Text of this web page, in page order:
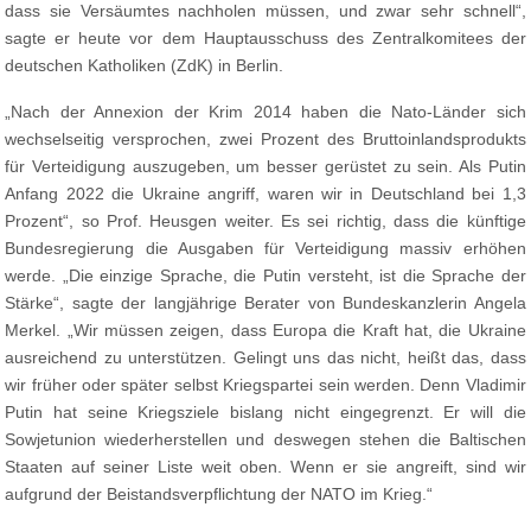
dass sie Versäumtes nachholen müssen, und zwar sehr schnell“,
sagte er heute vor dem Hauptausschuss des Zentralkomitees der
deutschen Katholiken (ZdK) in Berlin.
„Nach der Annexion der Krim 2014 haben die Nato-Länder sich
wechselseitig versprochen, zwei Prozent des Bruttoinlandsprodukts
für Verteidigung auszugeben, um besser gerüstet zu sein. Als Putin
Anfang 2022 die Ukraine angriff, waren wir in Deutschland bei 1,3
Prozent“, so Prof. Heusgen weiter. Es sei richtig, dass die künftige
Bundesregierung die Ausgaben für Verteidigung massiv erhöhen
werde. „Die einzige Sprache, die Putin versteht, ist die Sprache der
Stärke“, sagte der langjährige Berater von Bundeskanzlerin Angela
Merkel. „Wir müssen zeigen, dass Europa die Kraft hat, die Ukraine
ausreichend zu unterstützen. Gelingt uns das nicht, heißt das, dass
wir früher oder später selbst Kriegspartei sein werden. Denn Vladimir
Putin hat seine Kriegsziele bislang nicht eingegrenzt. Er will die
Sowjetunion wiederherstellen und deswegen stehen die Baltischen
Staaten auf seiner Liste weit oben. Wenn er sie angreift, sind wir
aufgrund der Beistandsverpflichtung der NATO im Krieg.“